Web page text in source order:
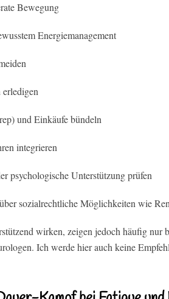
Bewegung
Energiemanagement
und Einkäufe bündeln
integrieren
psychologische Unterstützung prüfen
sozialrechtliche Möglichkeiten wie
wirken, zeigen jedoch häufig nur
Ich werde hier auch keine